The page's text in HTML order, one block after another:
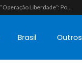
“Operação Liberdade”: Polícias Civil e Militar prendem seis integrantes de grupo criminoso por tráfico de drogas em Tibau do Sul
Brasil Outros